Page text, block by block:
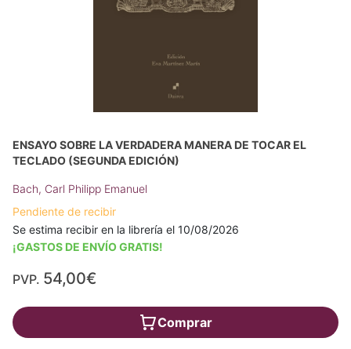
ENSAYO SOBRE LA VERDADERA MANERA DE TOCAR EL
TECLADO (SEGUNDA EDICIÓN)
Bach, Carl Philipp Emanuel
Pendiente de recibir
Se estima recibir en la librería el 10/08/2026
¡GASTOS DE ENVÍO GRATIS!
PVP. 54,00€
Comprar